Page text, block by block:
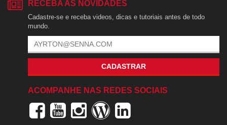
RECEBA AS NOVIDADES
Cadastre-se e receba videos, dicas e tutoriais antes de todo
mundo.
CADASTRAR
ACOMPANHE NAS REDES SOCIAIS